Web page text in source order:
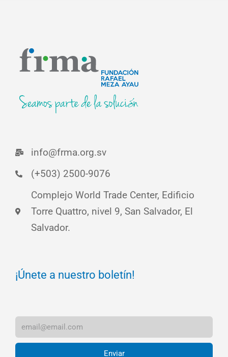
info@frma.org.sv
(+503) 2500-9076
Complejo World Trade Center, Edificio
Torre Quattro, nivel 9, San Salvador, El
Salvador.
¡Únete a nuestro boletín!
Enviar